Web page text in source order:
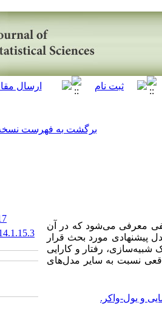
برگشت به فهرست
معرفی می‌­شود که در آن
پیشنهادی مورد بحث قرار
رفتار و کارایی
نسبت به سایر مدل­‌های
و یول-واکر.